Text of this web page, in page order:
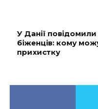
У Данії
біженців: кому
прихистку